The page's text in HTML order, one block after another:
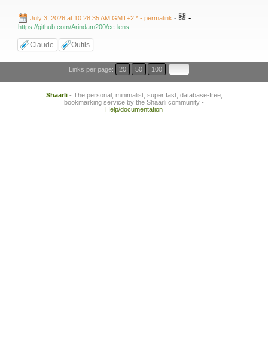
July 3, 2026 at 10:28:35 AM GMT+2 * - permalink - -
https://github.com/Arindam200/cc-lens
Claude Outils
Links per page: 20 50 100
Shaarli- The personal, minimalist, super fast, database-free,
bookmarking service by the Shaarli community -
Help/documentation